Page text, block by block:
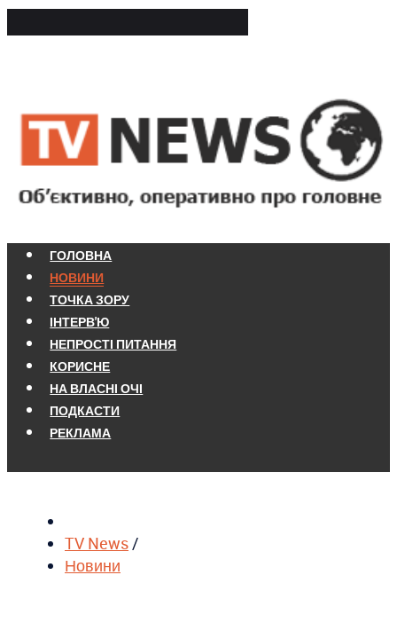
ГОЛОВНА
НОВИНИ
ТОЧКА ЗОРУ
ІНТЕРВ'Ю
НЕПРОСТІ ПИТАННЯ
КОРИСНЕ
НА ВЛАСНІ ОЧІ
ПОДКАСТИ
РЕКЛАМА
TV News/
Новини